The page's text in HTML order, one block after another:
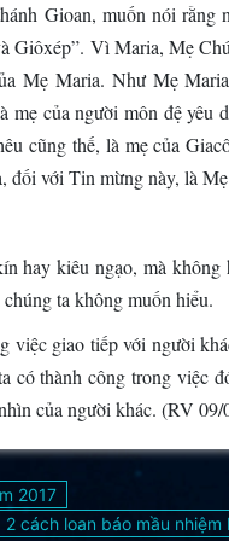
Gioan, muốn nói
Giôxép”. Vì Maria, Mẹ
Mẹ Maria. Như Mẹ
của người môn đệ yêu
cũng thế, là mẹ của
đối với Tin mừng này, là
hay kiêu ngạo, mà
ta không muốn hiểu.
việc giao tiếp với người
có thành công trong việc
của người khác. (RV 09/
2017
2 cách loan báo mầu